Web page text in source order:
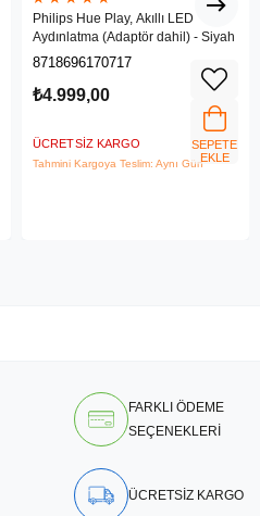
Philips Hue Play, Akıllı LED
Aydınlatma (Adaptör dahil) - Siyah
8718696170717
₺4.999,00
ÜCRETSIZ KARGO
Tahmini Kargoya Teslim: Aynı Gün
SEPETE
EKLE
FARKLI ÖDEME
SEÇENEKLERİ
ÜCRETSİZ KARGO